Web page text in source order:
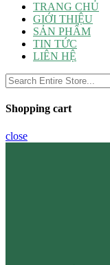
TRANG CHỦ
GIỚI THIỆU
SẢN PHẨM
TIN TỨC
LIÊN HỆ
Shopping cart
close